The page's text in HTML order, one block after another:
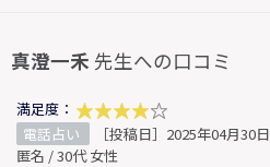
真澄一禾 先生への口コミ
満足度：
電話占い
［投稿日］2025年04月30日
匿名 / 30代 女性